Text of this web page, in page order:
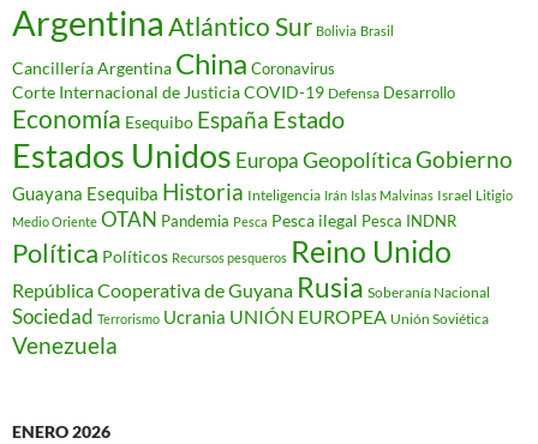
Argentina Atlántico Sur Bolivia Brasil
Cancillería Argentina China Coronavirus
Corte Internacional de JusticiaCOVID-19 Defensa Desarrollo
Economía Esequibo España Estado
Estados Unidos EuropaGeopolíticaGobierno
Guayana Esequiba Historia Inteligencia Irán Islas Malvinas Israel Litigio
Medio Oriente OTAN Pandemia Pesca Pesca ilegal Pesca INDNR
Política Políticos Recursos pesqueros Reino Unido
República Cooperativa de Guyana Rusia Soberanía Nacional
Sociedad Terrorismo Ucrania UNIÓN EUROPEA Unión Soviética
Venezuela
ENERO 2026